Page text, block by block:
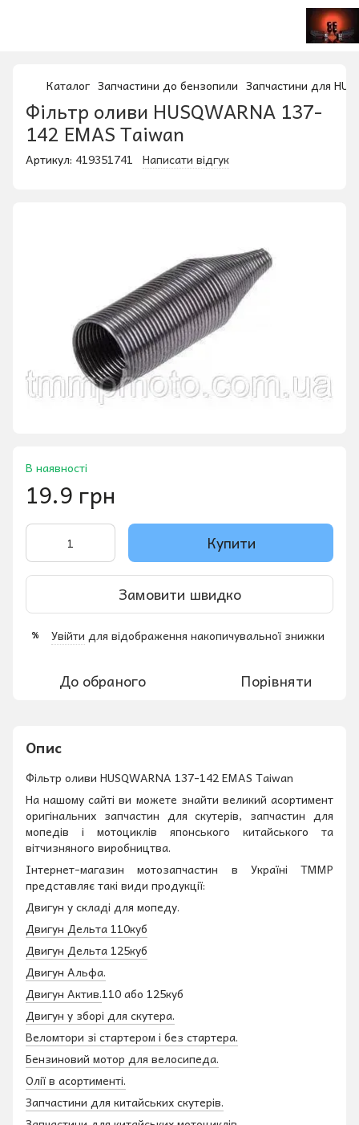
Каталог Запчастини до бензопили Запчастини для
Фільтр оливи HUSQWARNA 137-
142 EMAS Taiwan
Артикул: 419351741 Написати відгук
В наявності
19.9 грн
Купити
Замовити швидко
% Увійти для відображення накопичувальної знижки
До обраного Порівняти
Опис
Фільтр оливи HUSQWARNA 137-142 EMAS Taiwan
На нашому сайті ви можете знайти великий асортимент
оригінальних запчастин для скутерів, запчастин для
мопедів і мотоциклів японського китайського та
вітчизняного виробництва.
Інтернет-магазин мотозапчастин в Україні ТММР
представляє такі види продукції:
Двигун у складі для мопеду.
Двигун Дельта 110куб
Двигун Дельта 125куб
Двигун Альфа.
Двигун Актив.110 або 125куб
Двигун у зборі для скутера.
Веломтори зі стартером і без стартера.
Бензиновий мотор для велосипеда.
Олії в асортименті.
Запчастини для китайських скутерів.